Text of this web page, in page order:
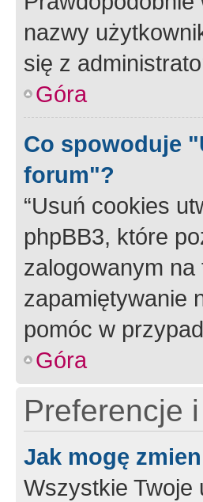
nazwy
się z
Góra
Co spowoduje
forum"?
“Usuń cookies
phpBB3, które
zalogowanym na
zapamiętywanie
pomóc w
Góra
Preferencje
Jak mogę
Wszystkie Twoje